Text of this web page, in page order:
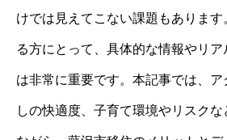
けでは見えてこない課題もありま
る方にとって、具体的な情報やリア
は非常に重要です。本記事では、
しの快適度、子育て環境やリスク